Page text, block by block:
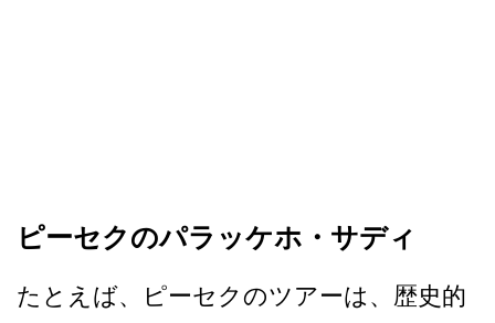
ピーセクのパラッケホ・サディ
たとえば、ピーセクのツアー­は、歴史的